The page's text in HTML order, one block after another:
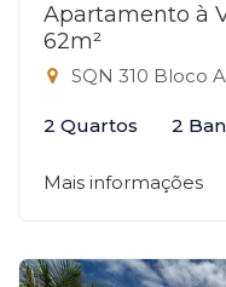
Apartamento à
62m²
SQN 310 Bloco
2 Quartos 2
Mais informações